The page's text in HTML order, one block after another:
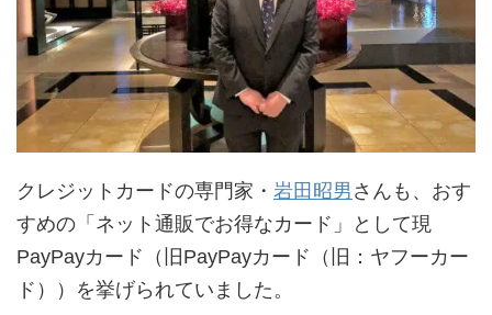
クレジットカードの専門家・ 岩田昭男 さんも、おす
すめの「ネット通販でお得なカード」として現
PayPayカード（旧PayPayカード（旧：ヤフーカー
ド））を挙げられていました。